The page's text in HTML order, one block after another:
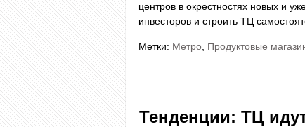
центров в окрестностях новых и
инвесторов и строить ТЦ
Метки: Метро Продуктовые
Тенденции: ТЦ